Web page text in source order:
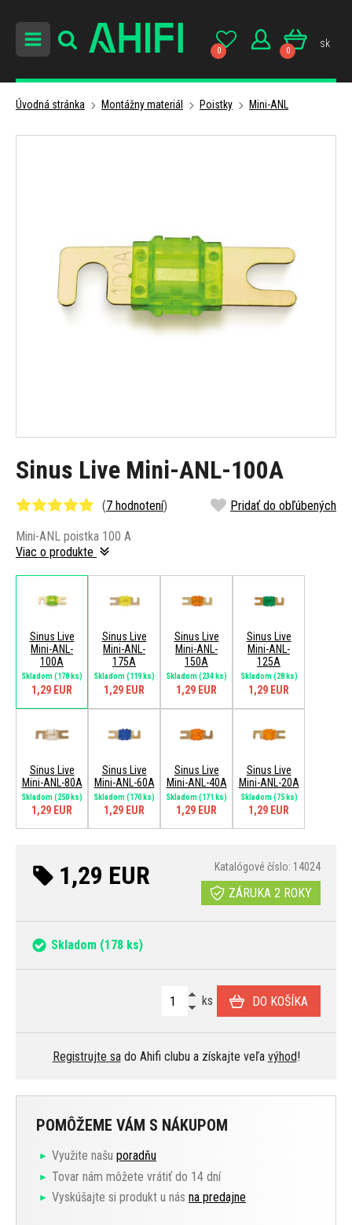
0 0
sk
Úvodná stránka Montážny materiál Poistky Mini-ANL
Sinus Live Mini-ANL-100A
(7 hodnotení) Pridať do obľúbených
Mini-ANL poistka 100 A
Viac o produkte
Sinus Live
Mini-ANL-
100A
Skladom(178 ks)
1,29 EUR
Sinus Live
Mini-ANL-
175A
Skladom(119 ks)
1,29 EUR
Sinus Live
Mini-ANL-
150A
Skladom(234 ks)
1,29 EUR
Sinus Live
Mini-ANL-
125A
Skladom(28 ks)
1,29 EUR
Sinus Live
Mini-ANL-80A
Skladom(250 ks)
1,29 EUR
Sinus Live
Mini-ANL-60A
Skladom(170 ks)
1,29 EUR
Sinus Live
Mini-ANL-40A
Skladom(171 ks)
1,29 EUR
Sinus Live
Mini-ANL-20A
Skladom(75 ks)
1,29 EUR
1,29 EUR Katalógové číslo: 14024
ZÁRUKA 2 ROKY
Skladom (178 ks)
ks DO KOŠÍKA
Registrujte sado Ahifi clubu a získajte veľa výhod!
POMÔŽEME VÁM S NÁKUPOM
Využite našu poradňu
Tovar nám môžete vrátiť do 14 dní
Vyskúšajte si produkt u nás na predajne